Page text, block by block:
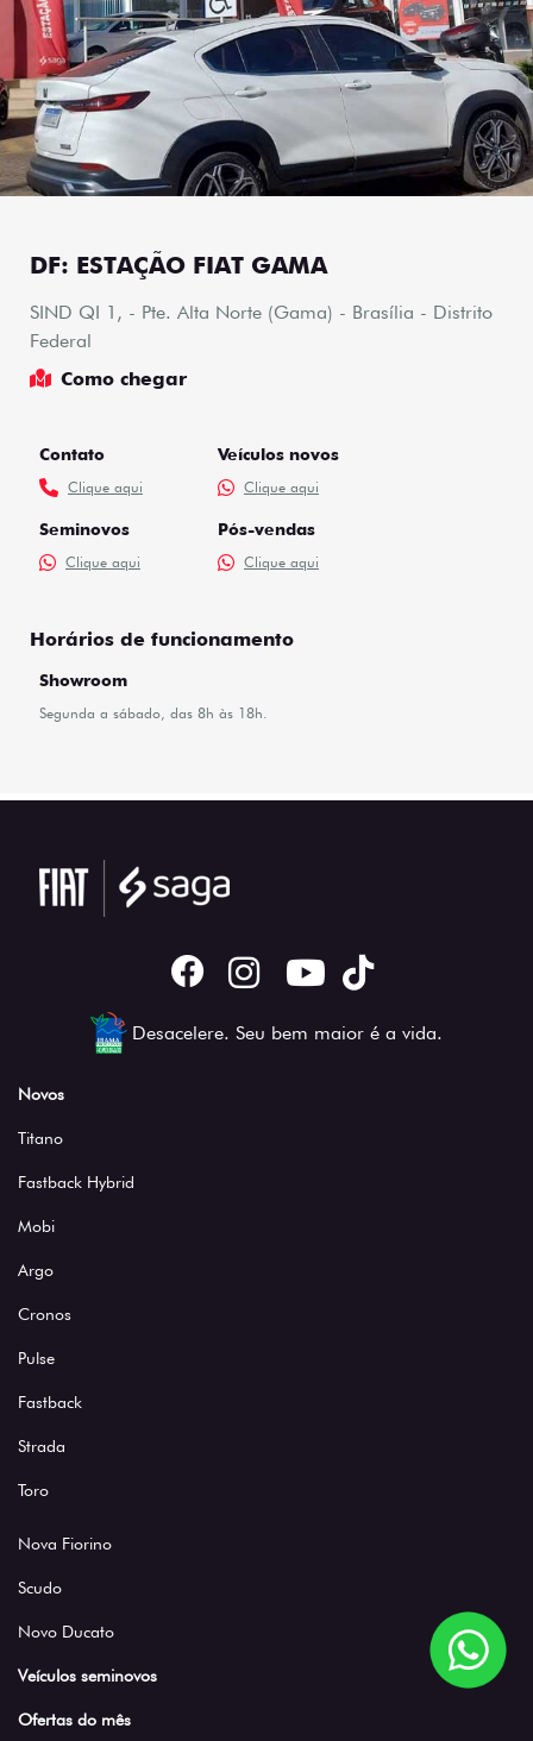
DF: ESTAÇÃO FIAT GAMA
SIND QI 1, - Pte. Alta Norte (Gama) - Brasília - Distrito
Federal
Como chegar
Contato
Clique aqui
Veículos novos
Clique aqui
Seminovos
Clique aqui
Pós-vendas
Clique aqui
Horários de funcionamento
Showroom
Segunda a sábado, das 8h às 18h.
Desacelere. Seu bem maior é a vida.
Novos
Titano
Fastback Hybrid
Mobi
Argo
Cronos
Pulse
Fastback
Strada
Toro
Nova Fiorino
Scudo
Novo Ducato
Veículos seminovos
Ofertas do mês